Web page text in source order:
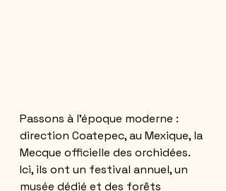
Passons à l’époque moderne :
direction Coatepec, au Mexique, la
Mecque officielle des orchidées.
Ici, ils ont un festival annuel, un
musée dédié et des forêts